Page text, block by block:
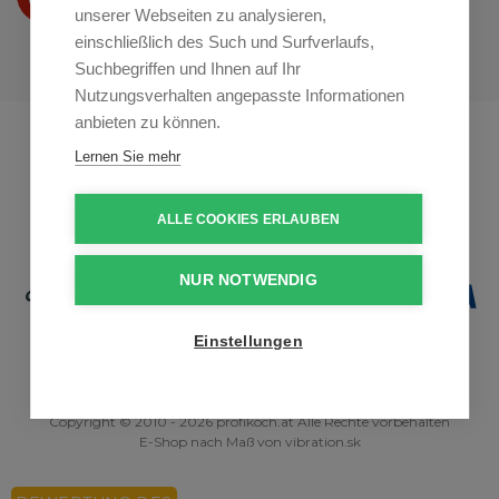
unserer Webseiten zu analysieren,
einschließlich des Such und Surfverlaufs,
Suchbegriffen und Ihnen auf Ihr
Nutzungsverhalten angepasste Informationen
anbieten zu können.
Lernen Sie mehr
ALLE COOKIES ERLAUBEN
NUR NOTWENDIG
Einstellungen
Profikuchar.sk
Copyright © 2010 - 2026 profikoch.at Alle Rechte vorbehalten
E-Shop nach Maßvon vibration.sk